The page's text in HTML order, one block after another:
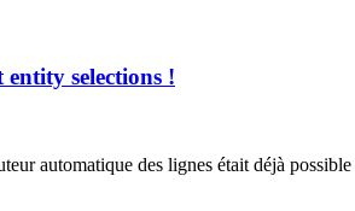
entity selections !
automatique des lignes était déjà